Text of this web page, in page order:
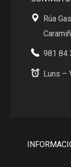
Rúa
981 84
Luns –